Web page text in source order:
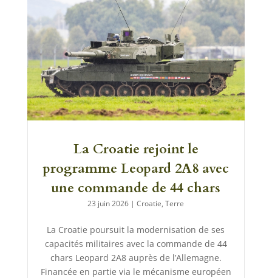
La Croatie rejoint le
programme Leopard 2A8 avec
une commande de 44 chars
23 juin 2026 |Croatie,Terre
La Croatie poursuit la modernisation de ses
capacités militaires avec la commande de 44
chars Leopard 2A8 auprès de l’Allemagne.
Financée en partie via le mécanisme européen